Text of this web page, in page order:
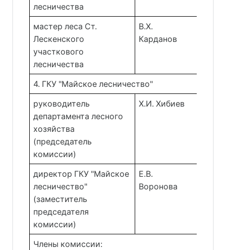
лесничества
мастер леса Ст.
Лескенского
участкового
лесничества
В.Х.
Карданов
4. ГКУ "Майское лесничество"
руководитель
департамента лесного
хозяйства
(председатель
комиссии)
Х.И. Хибиев
директор ГКУ "Майское
лесничество"
(заместитель
председателя
комиссии)
Е.В.
Воронова
Члены комиссии: